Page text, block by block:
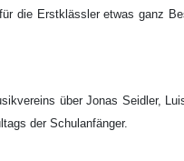
die Erstklässler etwas ganz
über Jonas Seidler,
der Schulanfänger.